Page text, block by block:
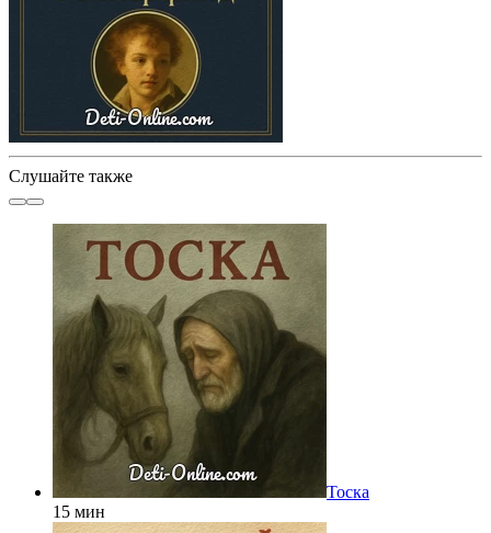
Слушайте также
Тоска
15 мин